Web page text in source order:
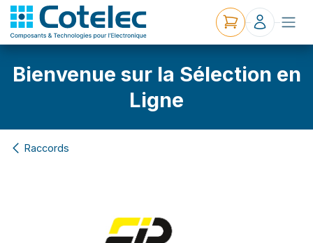
Bienvenue sur la Sélection en
Ligne
Raccords